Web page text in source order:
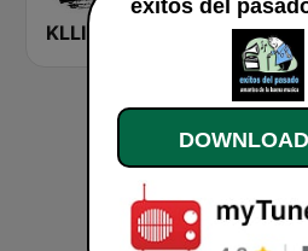
éxitos del